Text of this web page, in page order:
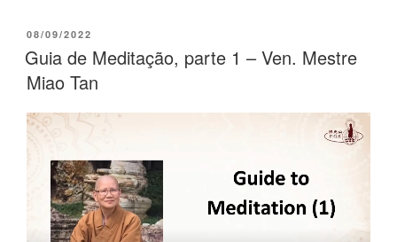
08/09/2022
Guia de Meditação, parte 1 – Ven. Mestre
Miao Tan